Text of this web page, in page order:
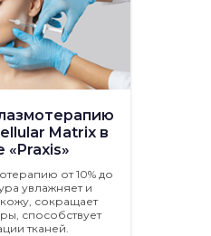
Matrix в
«Praxis»
от 10% до
увлажняет и
сокращает
способствует
тканей.